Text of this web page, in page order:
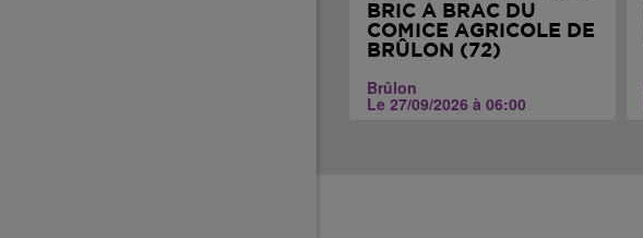
BRIC À BRAC DU
COMICE AGRICOLE DE
BRÛLON (72)
Brûlon
Le 27/09/2026 à 06:00